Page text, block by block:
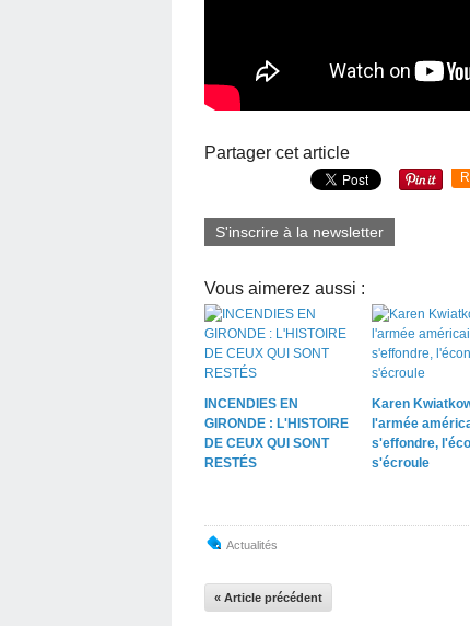
Partager cet article
S'inscrire à la newsletter
Vous aimerez aussi :
INCENDIES EN
GIRONDE : L'HISTOIRE
DE CEUX QUI SONT
RESTÉS
Karen
l'armée
s'effondre,
s'écroule
Actualités
« Article précédent